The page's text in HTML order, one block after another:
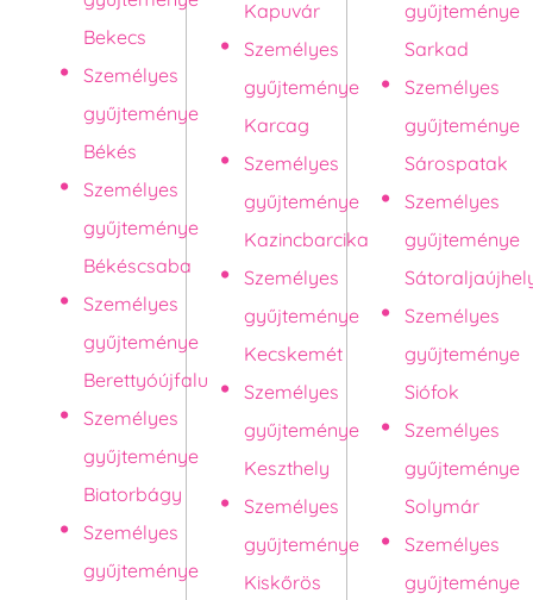
Bekecs
Személyes
gyűjteménye
Békés
Személyes
gyűjteménye
Békéscsaba
Személyes
gyűjteménye
Berettyóújfalu
Személyes
gyűjteménye
Biatorbágy
Személyes
gyűjteménye
Kapuvár
Személyes
gyűjteménye
Karcag
Személyes
gyűjteménye
Kazincbarcika
Személyes
gyűjteménye
Kecskemét
Személyes
gyűjteménye
Keszthely
Személyes
gyűjteménye
Kiskőrös
gyűjteménye
Sarkad
Személyes
gyűjteménye
Sárospatak
Személyes
gyűjteménye
Személyes
gyűjteménye
Siófok
Személyes
gyűjteménye
Solymár
Személyes
gyűjteménye